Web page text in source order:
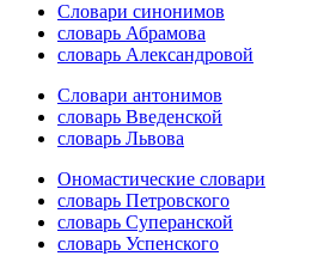
Словари синонимов
словарь Абрамова
словарь Александровой
Словари антонимов
словарь Введенской
словарь Львова
Ономастические словари
словарь Петровского
словарь Суперанской
словарь Успенского